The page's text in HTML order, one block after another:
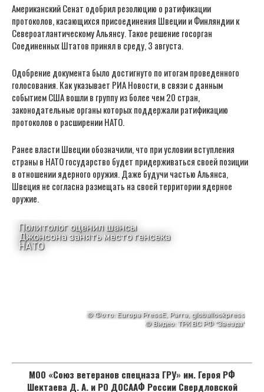
Американский Сенат одобрил резолюцию о ратификации
протоколов, касающихся присоединения Швеции и Финляндии к
Североатлантическому Альянсу. Такое решение госорган
Соединенных Штатов принял в среду, 3 августа.
Одобрение документа было достигнуто по итогам проведенного
голосования. Как указывает РИА Новости, в связи с данным
событием США вошли в группу из более чем 20 стран,
законодательные органы которых поддержали ратификацию
протоколов о расширении НАТО.
Ранее власти Швеции обозначили, что при условии вступления
страны в НАТО государство будет придерживаться своей позиции
в отношении ядерного оружия. Даже будучи частью Альянса,
Швеция не согласна размещать на своей территории ядерное
оружие.
МОО «Союз ветеранов спецназа ГРУ» им. Героя РФ
Шектаева Д. А. и РО ДОСААФ России Свердловской